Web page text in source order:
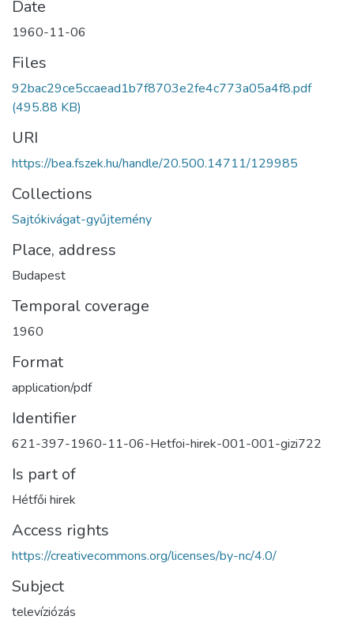
Date
1960-11-06
Files
92bac29ce5ccaead1b7f8703e2fe4c773a05a4f8.pdf
(495.88 KB)
URI
https://bea.fszek.hu/handle/20.500.14711/129985
Collections
Sajtókivágat-gyűjtemény
Place, address
Budapest
Temporal coverage
1960
Format
application/pdf
Identifier
621-397-1960-11-06-Hetfoi-hirek-001-001-gizi722
Is part of
Hétfői hirek
Access rights
https://creativecommons.org/licenses/by-nc/4.0/
Subject
televíziózás